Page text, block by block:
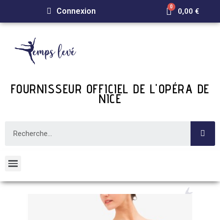
Connexion 0,00 €
FOURNISSEUR OFFICIEL DE L'OPÉRA DE
NICE